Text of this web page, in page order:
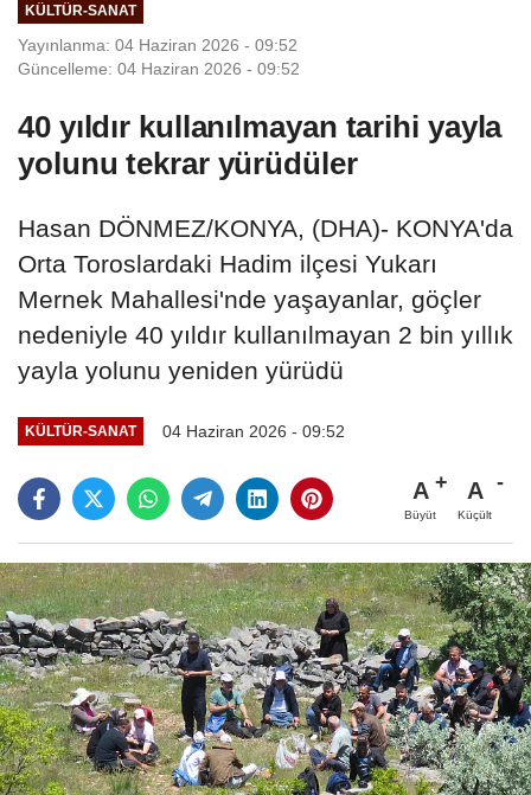
KÜLTÜR-SANAT
Yayınlanma: 04 Haziran 2026 - 09:52
Güncelleme: 04 Haziran 2026 - 09:52
40 yıldır kullanılmayan tarihi yayla
yolunu tekrar yürüdüler
Hasan DÖNMEZ/KONYA, (DHA)- KONYA'da
Orta Toroslardaki Hadim ilçesi Yukarı
Mernek Mahallesi'nde yaşayanlar, göçler
nedeniyle 40 yıldır kullanılmayan 2 bin yıllık
yayla yolunu yeniden yürüdü
KÜLTÜR-SANAT 04 Haziran 2026 - 09:52
A
Büyüt
A
Küçült